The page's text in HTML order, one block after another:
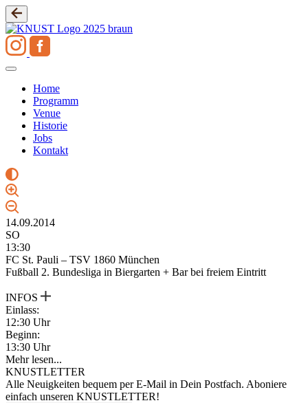
Zum
Inhalt
springen
Home
Programm
Venue
Historie
Jobs
Kontakt
14.09.2014
SO
13:30
FC St. Pauli – TSV 1860 München
Fußball 2. Bundesliga in Biergarten + Bar bei freiem Eintritt
INFOS
Einlass:
12:30 Uhr
Beginn:
13:30 Uhr
Mehr lesen...
KNUSTLETTER
Alle Neuigkeiten bequem per E-Mail in Dein Postfach. Aboniere
einfach unseren KNUSTLETTER!